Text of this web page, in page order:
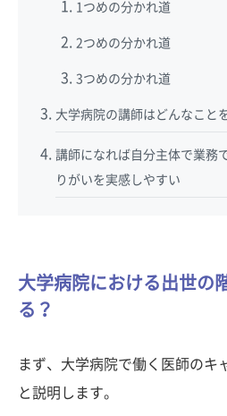
1つめの分かれ道
2つめの分かれ道
3つめの分かれ道
大学病院の講師はどんなこと
講師になれば自分主体で業務
りがいを実感しやすい
大学病院における出世の
る？
まず、大学病院で働く医師のキ
と説明します。